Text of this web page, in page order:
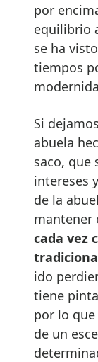
por
equilibrio
se ha
tiempos
Si
abuela
saco, que
intereses
de la
mantener
cada vez
ido
tiene
por lo
de un